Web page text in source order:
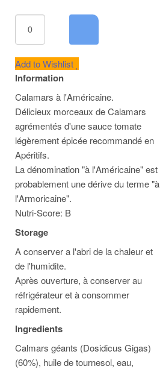
Add to Wishlist
Information
Calamars à l'Américaine.
Délicieux morceaux de Calamars
agrémentés d'une sauce tomate
légèrement épicée recommandé en
Apéritifs.
La dénomination "à l'Américaine" est
probablement une dérive du terme "à
l'Armoricaine".
Nutri-Score: B
Storage
A conserver a l'abri de la chaleur et
de l'humidite.
Après ouverture, à conserver au
réfrigérateur et à consommer
rapidement.
Ingredients
Calmars géants (Dosidicus Gigas)
(60%), huile de tournesol, eau,